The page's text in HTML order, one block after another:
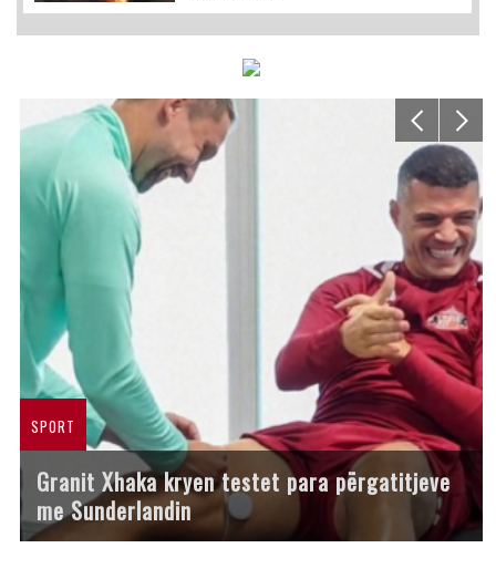
SPORT
Granit Xhaka kryen testet para përgatitjeve
me Sunderlandin